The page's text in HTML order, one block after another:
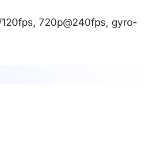
720p@240fps, gyro-